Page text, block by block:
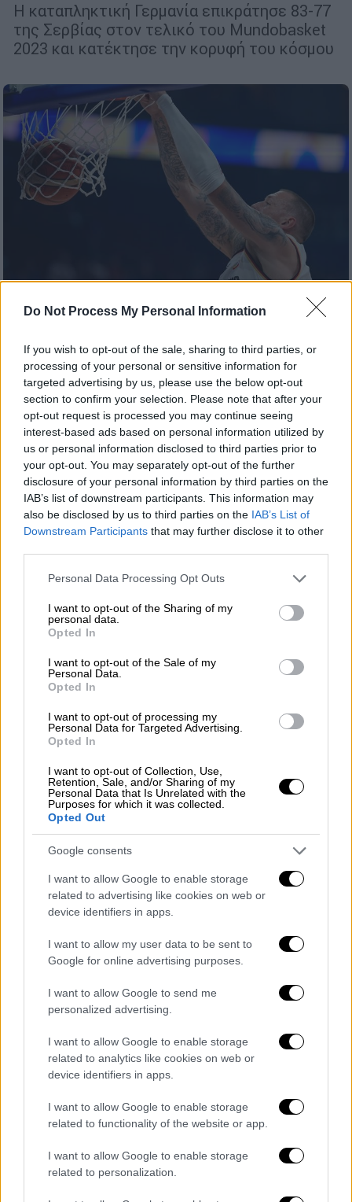
Do Not Process My Personal Information
If you wish to opt-out of the sale, sharing to third parties, or
processing of your personal or sensitive information for
targeted advertising by us, please use the below opt-out
section to confirm your selection. Please note that after your
opt-out request is processed you may continue seeing
interest-based ads based on personal information utilized by
us or personal information disclosed to third parties prior to
your opt-out. You may separately opt-out of the further
disclosure of your personal information by third parties on the
IAB’s list of downstream participants. This information may
also be disclosed by us to third parties on the IAB’s List of
Downstream Participants that may further disclose it to other
Please note that this website/app uses one or more Google
not limited to your visit or usage behaviour. You may click to
grant or deny consent to Google and its third-party tags to
use your data for below specified purposes in below Google
consent section.
Personal Data Processing Opt Outs
I want to opt-out of the Sharing of my
personal data.
Opted In
I want to opt-out of the Sale of my
Personal Data.
Opted In
I want to opt-out of processing my
Personal Data for Targeted Advertising.
Opted In
I want to opt-out of Collection, Use,
Retention, Sale, and/or Sharing of my
Personal Data that Is Unrelated with the
Purposes for which it was collected.
Opted Out
Google consents
I want to allow Google to enable storage
related to advertising like cookies on web or
device identifiers in apps.
I want to allow my user data to be sent to
Google for online advertising purposes.
I want to allow Google to send me
personalized advertising.
I want to allow Google to enable storage
related to analytics like cookies on web or
device identifiers in apps.
I want to allow Google to enable storage
related to functionality of the website or app.
I want to allow Google to enable storage
related to personalization.
Η καταπληκτική Γερμανία επικράτησε 83-77
της Σερβίας στον τελικό του Mundobasket
2023 και κατέκτησε την κορυφή του κόσμου
Mundobasket: Σερβία-Καναδάς και ΗΠΑ-
Γερμανία στα ημιτελικά
Με τις νίκες της Γερμανίας επί της
Λετονίας (81-79) και του Καναδά επί της
Σλοβενίας έγιναν γνωστά τα δύο ζευγάρια
των ημιτελικών του Μουντομπάσκετ:
Σερβία-Καναδάς (11:45) και ΗΠΑ-Γερμανία
(15:40) θα μονομαχήσουν την Παρασκευή
Αθλητισμός|04.09.2023 10:33
Mundobasket 2023: Έχασε το νεφρό του
ο Σίμανιτς μετά από αγκωνιά - Σοκ στην
εθνική Σερβίας
Βίντεο από τη στιγμή του τραυματισμού του
Αθλητισμός|03.09.2023 18:52
Mundobasket 2023: Τρομερός Καναδάς